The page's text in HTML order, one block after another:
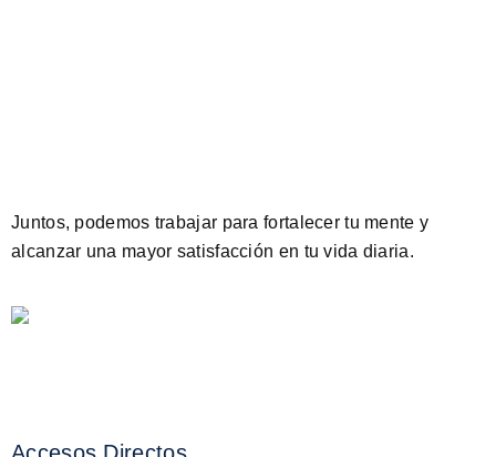
Juntos, podemos trabajar para fortalecer tu mente y
alcanzar una mayor satisfacción en tu vida diaria.